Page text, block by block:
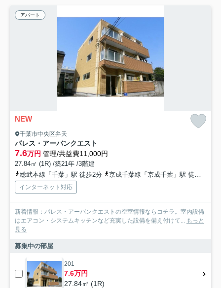
アパート
NEW
千葉市中央区弁天
パレス・アーバンクエスト
7.6万円 管理/共益費11,000円
27.84㎡ (1R) /築21年 /3階建
総武本線「千葉」駅 徒歩2分
京成千葉線「京成千葉」駅 徒歩4分
インターネット対応
新着情報：パレス・アーバンクエストの空室情報ならコチラ。室内設備
はエアコン・システムキッチンなど充実した設備を備え付けて...
もっと
見る
募集中の部屋
201
7.6万円
27.84㎡ (1R)